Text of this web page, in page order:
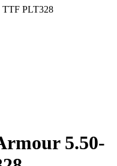
PLT328
5.50-